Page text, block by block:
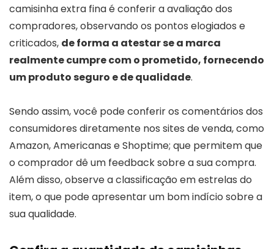
camisinha extra fina é conferir a avaliação dos
compradores, observando os pontos elogiados e
criticados, de forma a atestar se a marca
realmente cumpre com o prometido, fornecendo
um produto seguro e de qualidade.
Sendo assim, você pode conferir os comentários dos
consumidores diretamente nos sites de venda, como
Amazon, Americanas e Shoptime; que permitem que
o comprador dê um feedback sobre a sua compra.
Além disso, observe a classificação em estrelas do
item, o que pode apresentar um bom indício sobre a
sua qualidade.